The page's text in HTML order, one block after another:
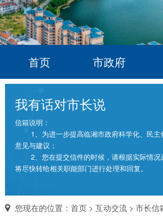
首页 市政府
我有话对市长说
信箱说明：
1、为进一步提高临湘市政府科学化、民主
意见与建议；
2、您在提交信件的时候，请根据实际情况
将尽快转给相关职能部门进行处理和回复。
您现在的位置： 首页 > 互动交流 > 市长信